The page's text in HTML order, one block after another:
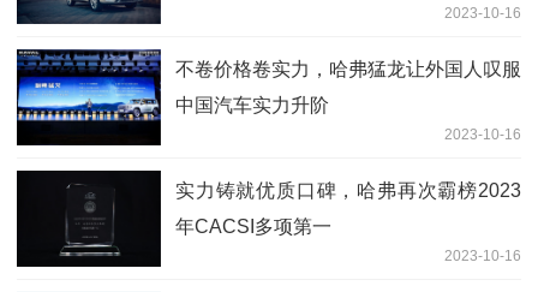
2023-10-16
不卷价格卷实力，哈弗猛龙让外国人叹服
中国汽车实力升阶
2023-10-16
实力铸就优质口碑，哈弗再次霸榜2023
年CACSI多项第一
2023-10-16